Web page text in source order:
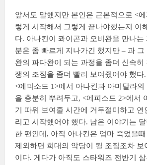
앞서도 말했지만 본인은 근본적으로 <
렇게 시작해서 그렇게 끝나야했는지 이
다. 아나킨이 콰이곤과 오비완을 만나는
분은 좀 빠르게 지나가긴 했지만 – 과 그
완의 파다완이 되는 과정을 좀더 신속히
쟁의 조짐을 좀더 빨리 보여줬어야 했다.
<에피소드 1>에서 아나킨과 아미달라
을 충분히 뿌려두고, <에피소드 2>에서
기 따위 보여줄 시간에 거두절미하고 연
리고 시작했어야 했다. 남은 이야기는
한 편인데, 아직 아나킨은 엄마 죽었을
제외하면 희대의 악당이 될 조짐조차 보
이다. 게다가 아직도 스타워즈 전반기